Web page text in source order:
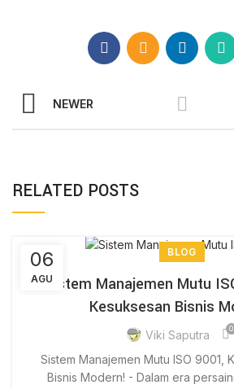
NEWER
RELATED POSTS
06
AGU
BLOG
Sistem Manajemen Mutu
Kesuksesan Bisnis
Viki Saputra 0
Sistem Manajemen Mutu ISO 9001,
Bisnis Modern! - Dalam era